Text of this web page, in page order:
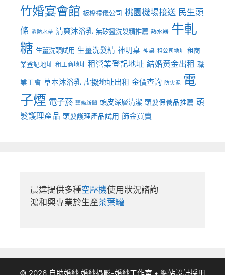
竹婚宴會館 板橋禮儀公司 桃園機場接送 民生頭
條 消防水帶 清爽沐浴乳 無矽靈洗髮精推薦 熱水器 牛軋
糖 生薑洗頭試用 生薑洗髮精 神明桌 神桌 租公司地址 租商
業登記地址 租工商地址 租營業登記地址 結婚黃金出租 職
業工會 草本沐浴乳 虛擬地址出租 金價查詢 防火泥
電
子煙 電子菸 頭條新聞 頭皮深層清潔 頭髮保養品推薦 頭
髮護理產品 頭髮護理產品試用 飾金買賣
晨達提供多種空壓機使用狀況諮詢
鴻和興專業於生產茶葉罐
© 2026 自助婚紗,婚紗攝影-婚紗工作室 • 網站設計採用